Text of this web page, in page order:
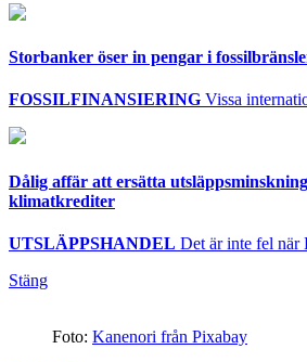
Storbanker öser in pengar i
FOSSILFINANSIERING Vissa
Dålig affär att ersätta
klimatkrediter
UTSLÄPPSHANDEL Det är inte fel när
Stäng
Foto: Kanenori från Pixabay